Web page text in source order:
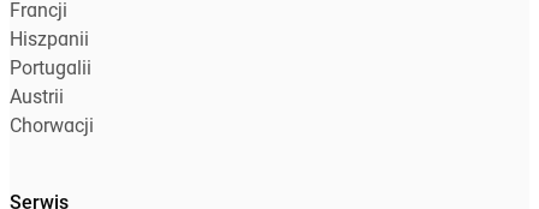
Francji
Hiszpanii
Portugalii
Austrii
Chorwacji
Serwis